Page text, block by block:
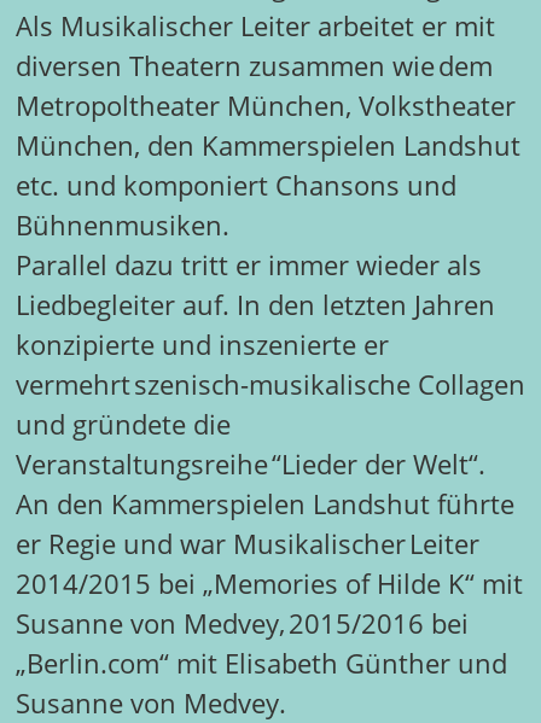
Als Musikalischer Leiter arbeitet er mit
diversen Theatern zusammen wie dem
Metropoltheater München, Volkstheater
München, den Kammerspielen Landshut
etc. und komponiert Chansons und
Bühnenmusiken.
Parallel dazu tritt er immer wieder als
Liedbegleiter auf. In den letzten Jahren
konzipierte und inszenierte er
vermehrt szenisch-musikalische Collagen
und gründete die
Veranstaltungsreihe “Lieder der Welt“.
An den Kammerspielen Landshut führte
er Regie und war Musikalischer Leiter
2014/2015 bei „Memories of Hilde K“ mit
Susanne von Medvey, 2015/2016 bei
„Berlin.com“ mit Elisabeth Günther und
Susanne von Medvey.